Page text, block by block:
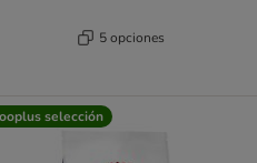
5 opciones
selección